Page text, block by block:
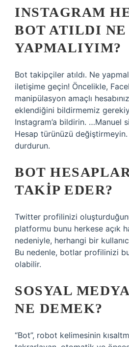
INSTAGRAM
BOT ATILDI NE
YAPMALIYIM?
Bot takipçiler atıldı. Ne
iletişime geçin! Öncelikle,
manipülasyon amaçlı
eklendiğini bildirmemiz
Instagram’a bildirin. …Manuel
Hesap türünüzü değiştirmeyin.
durdurun.
BOT
TAKIP EDER?
Twitter profilinizi
platformu bunu herkese açık
nedeniyle, herhangi bir
Bu nedenle, botlar profilinizi
olabilir.
SOSYAL
NE DEMEK?
“Bot”, robot kelimesinin